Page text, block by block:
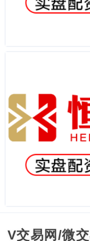
V交易网/微